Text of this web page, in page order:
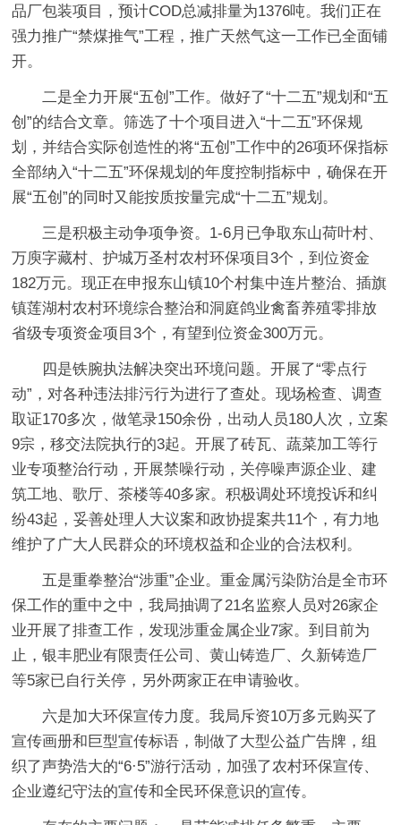
品厂包装项目，预计COD总减排量为1376吨。我们正在
强力推广“禁煤推气”工程，推广天然气这一工作已全面铺
开。
二是全力开展“五创”工作。做好了“十二五”规划和“五
创”的结合文章。筛选了十个项目进入“十二五”环保规
划，并结合实际创造性的将“五创”工作中的26项环保指标
全部纳入“十二五”环保规划的年度控制指标中，确保在开
展“五创”的同时又能按质按量完成“十二五”规划。
三是积极主动争项争资。1-6月已争取东山荷叶村、
万庾字藏村、护城万圣村农村环保项目3个，到位资金
182万元。现正在申报东山镇10个村集中连片整治、插旗
镇莲湖村农村环境综合整治和洞庭鸽业禽畜养殖零排放
省级专项资金项目3个，有望到位资金300万元。
四是铁腕执法解决突出环境问题。开展了“零点行
动”，对各种违法排污行为进行了查处。现场检查、调查
取证170多次，做笔录150余份，出动人员180人次，立案
9宗，移交法院执行的3起。开展了砖瓦、蔬菜加工等行
业专项整治行动，开展禁噪行动，关停噪声源企业、建
筑工地、歌厅、茶楼等40多家。积极调处环境投诉和纠
纷43起，妥善处理人大议案和政协提案共11个，有力地
维护了广大人民群众的环境权益和企业的合法权利。
五是重拳整治“涉重”企业。重金属污染防治是全市环
保工作的重中之中，我局抽调了21名监察人员对26家企
业开展了排查工作，发现涉重金属企业7家。到目前为
止，银丰肥业有限责任公司、黄山铸造厂、久新铸造厂
等5家已自行关停，另外两家正在申请验收。
六是加大环保宣传力度。我局斥资10万多元购买了
宣传画册和巨型宣传标语，制做了大型公益广告牌，组
织了声势浩大的“6·5”游行活动，加强了农村环保宣传、
企业遵纪守法的宣传和全民环保意识的宣传。